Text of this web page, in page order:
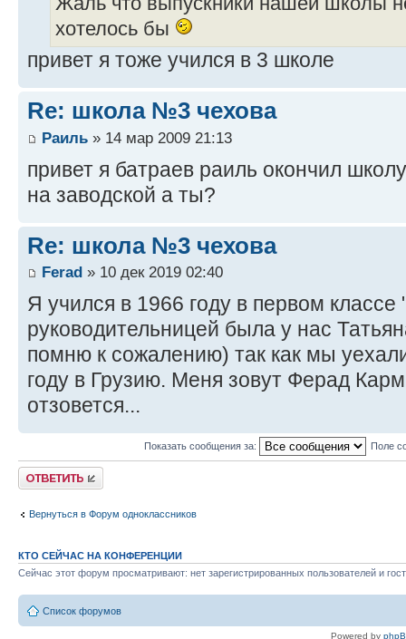
хотелось бы
привет я тоже учился в 3 школе
Re: школа №3 чехова
Раиль » 14 мар 2009 21:13
привет я батраев раиль окончил
на заводской а ты?
Re: школа №3 чехова
Ferad » 10 дек 2019 02:40
Я учился в 1966 году в первом
руководительницей была у нас
помню к сожалению) так как мы
году в Грузию. Меня зовут Ферад
отзовется...
Показать сообщения за: Поле
Ответить
Вернуться в Форум одноклассников
КТО СЕЙЧАС НА КОНФЕРЕНЦИИ
Сейчас этот форум просматривают: нет зарегистрированных пользователей и
Список форумов
Powered by